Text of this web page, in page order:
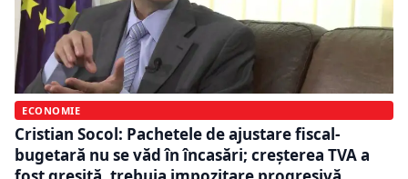
ECONOMIE
Cristian Socol: Pachetele de ajustare fiscal-
bugetară nu se văd în încasări; creșterea TVA a